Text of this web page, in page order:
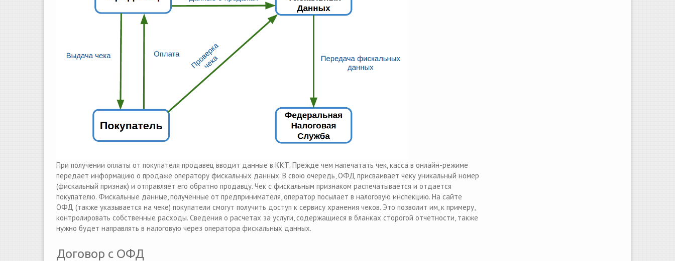
При получении оплаты от покупателя продавец вводит данные в ККТ. Прежде чем напечатать чек, касса в онлайн-режиме
передает информацию о продаже оператору фискальных данных. В свою очередь, ОФД присваивает чеку уникальный номер
(фискальный признак) и отправляет его обратно продавцу. Чек с фискальным признаком распечатывается и отдается
покупателю. Фискальные данные, полученные от предпринимателя, оператор посылает в налоговую инспекцию. На сайте
ОФД (также указывается на чеке) покупатели смогут получить доступ к сервису хранения чеков. Это позволит им, к примеру,
контролировать собственные расходы. Сведения о расчетах за услуги, содержащиеся в бланках сторогой отчетности, также
нужно будет направлять в налоговую через оператора фискальных данных.
Договор с ОФД